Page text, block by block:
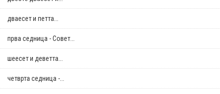
дваесет и петта...
прва седница - Совет...
шеесет и деветта...
четврта седница -...